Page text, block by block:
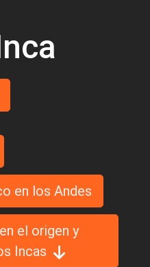
en los Andes
el origen y
Incas